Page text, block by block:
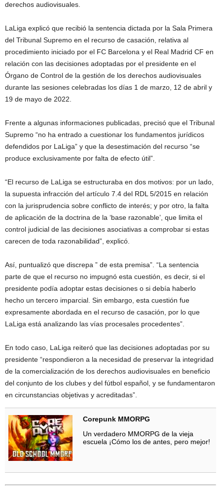
derechos audiovisuales.
LaLiga explicó que recibió la sentencia dictada por la Sala Primera
del Tribunal Supremo en el recurso de casación, relativa al
procedimiento iniciado por el FC Barcelona y el Real Madrid CF en
relación con las decisiones adoptadas por el presidente en el
Órgano de Control de la gestión de los derechos audiovisuales
durante las sesiones celebradas los días 1 de marzo, 12 de abril y
19 de mayo de 2022.
Frente a algunas informaciones publicadas, precisó que el Tribunal
Supremo “no ha entrado a cuestionar los fundamentos jurídicos
defendidos por LaLiga” y que la desestimación del recurso “se
produce exclusivamente por falta de efecto útil”.
“El recurso de LaLiga se estructuraba en dos motivos: por un lado,
la supuesta infracción del artículo 7.4 del RDL 5/2015 en relación
con la jurisprudencia sobre conflicto de interés; y por otro, la falta
de aplicación de la doctrina de la ‘base razonable’, que limita el
control judicial de las decisiones asociativas a comprobar si estas
carecen de toda razonabilidad”, explicó.
Así, puntualizó que discrepa ” de esta premisa”. “La sentencia
parte de que el recurso no impugnó esta cuestión, es decir, si el
presidente podía adoptar estas decisiones o si debía haberlo
hecho un tercero imparcial. Sin embargo, esta cuestión fue
expresamente abordada en el recurso de casación, por lo que
LaLiga está analizando las vías procesales procedentes”.
En todo caso, LaLiga reiteró que las decisiones adoptadas por su
presidente “respondieron a la necesidad de preservar la integridad
de la comercialización de los derechos audiovisuales en beneficio
del conjunto de los clubes y del fútbol español, y se fundamentaron
en circunstancias objetivas y acreditadas”.
Corepunk MMORPG
Un verdadero MMORPG de la vieja
escuela ¡Cómo los de antes, pero mejor!